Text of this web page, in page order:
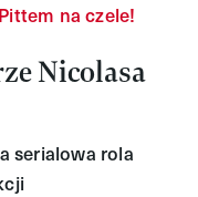
na czele!
Nicolasa
serialowa rola